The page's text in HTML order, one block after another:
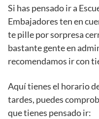
Si has pensado ir a
Embajadores ten en
te pille por sorpresa
bastante gente en
recomendamos ir con
Aquí tienes el horario
tardes, puedes
que tienes pensado ir: